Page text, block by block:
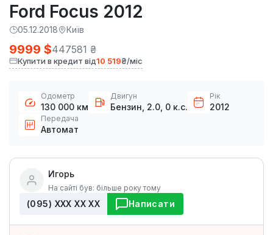
Ford Focus 2012
05.12.2018 Київ
9999 $447581 ₴
Купити в кредит від10 519₴/міс
Одометр
130 000 км
Двигун
Бензин, 2.0, 0 к.с.
Рік
2012
Передача
Автомат
Игорь
На сайті був: більше року тому
(095) ХХХ ХХ ХХ Написати